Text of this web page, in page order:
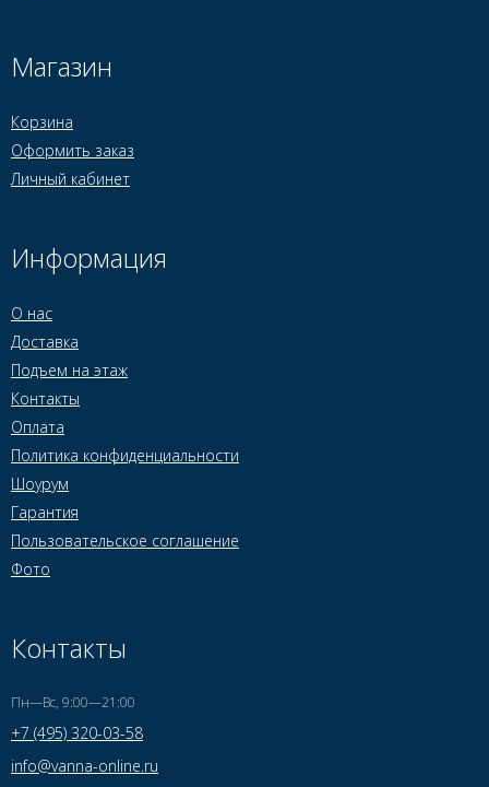
Магазин
Корзина
Оформить заказ
Личный кабинет
Информация
О нас
Доставка
Подъем на этаж
Контакты
Оплата
Политика конфиденциальности
Шоурум
Гарантия
Пользовательское соглашение
Фото
Контакты
Пн—Вс, 9:00—21:00
+7 (495) 320-03-58
info@vanna-online.ru